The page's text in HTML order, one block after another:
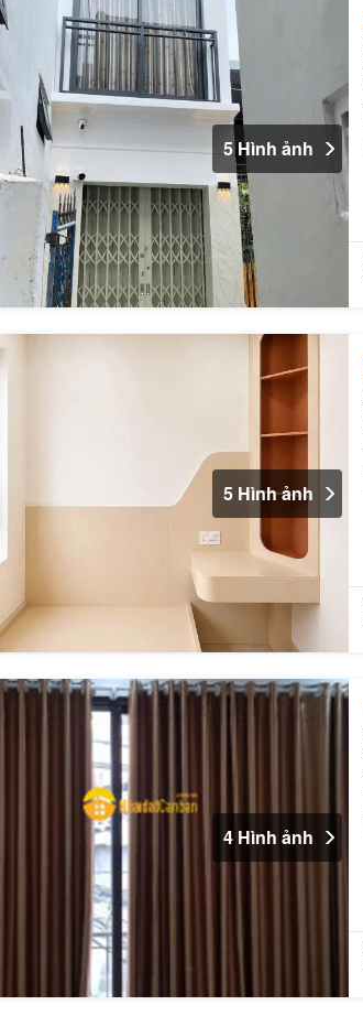
5 Hình ảnh
5 Hình ảnh
4 Hình ảnh